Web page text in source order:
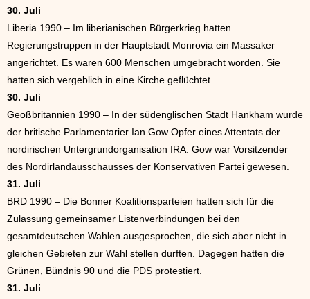
30. Juli
Liberia 1990 – Im liberianischen Bürgerkrieg hatten
Regierungstruppen in der Hauptstadt Monrovia ein Massaker
angerichtet. Es waren 600 Menschen umgebracht worden. Sie
hatten sich vergeblich in eine Kirche geflüchtet.
30. Juli
Geoßbritannien 1990 – In der südenglischen Stadt Hankham wurde
der britische Parlamentarier Ian Gow Opfer eines Attentats der
nordirischen Untergrundorganisation IRA. Gow war Vorsitzender
des Nordirlandausschausses der Konservativen Partei gewesen.
31. Juli
BRD 1990 – Die Bonner Koalitionsparteien hatten sich für die
Zulassung gemeinsamer Listenverbindungen bei den
gesamtdeutschen Wahlen ausgesprochen, die sich aber nicht in
gleichen Gebieten zur Wahl stellen durften. Dagegen hatten die
Grünen, Bündnis 90 und die PDS protestiert.
31. Juli